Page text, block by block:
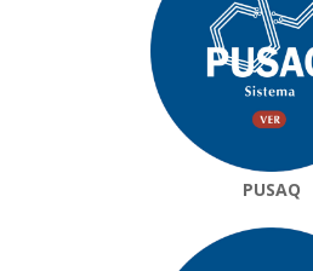
PUSAQ